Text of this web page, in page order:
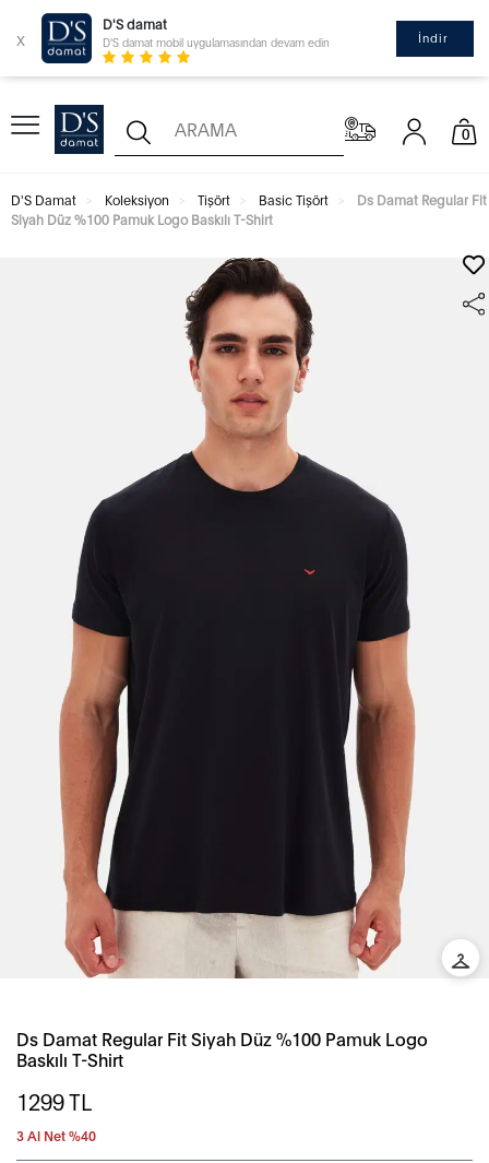
x
D'S damat
D'S damat mobil uygulamasından devam edin İndir
0
D'S Damat Koleksiyon Tişört Basic Tişört
Ds Damat Regular Fit
Siyah Düz %100 Pamuk Logo Baskılı T-Shirt
Ds Damat Regular Fit Siyah Düz %100 Pamuk Logo
Baskılı T-Shirt
1299TL
3 Al Net %40